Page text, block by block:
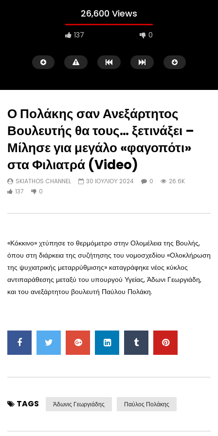
26,600 Views
137 0
Watch Later
Συγκλόνισε ο Δημήτρης Νατσιός στην
Βουλή για τον Προσωπικό Αριθμό –
Πρόταση Νόμου κατέθεσε η ΝΙΚΗ
(Video)
SKIATHOS CHANNEL
Η Ελένη Λουκά τα…
κόλαση!» (Video)
385
Ο Πολάκης σαν Ανεξάρτητος
Βουλευτής θα τους… ξετινάξει –
Μίλησε για μεγάλο «φαγοπότι»
στα Φιλιατρά (Video)
SKIATHOS CHANNEL 30 ΙΟΥΛΙΟΥ 2024 0
26.6K
137
0
«Κόκκινο» χτύπησε το θερμόμετρο στην Ολομέλεια της Βουλής,
όπου στη διάρκεια της συζήτησης του νομοσχεδίου «Ολοκλήρωση
της ψυχιατρικής μεταρρύθμισης» καταγράφηκε νέος κύκλος
αντιπαράθεσης μεταξύ του υπουργού Υγείας, Άδωνι Γεωργιάδη,
και του ανεξάρτητου βουλευτή Παύλου Πολάκη.
TAGS Άδωνις Γεωργιάδης Παύλος Πολάκης